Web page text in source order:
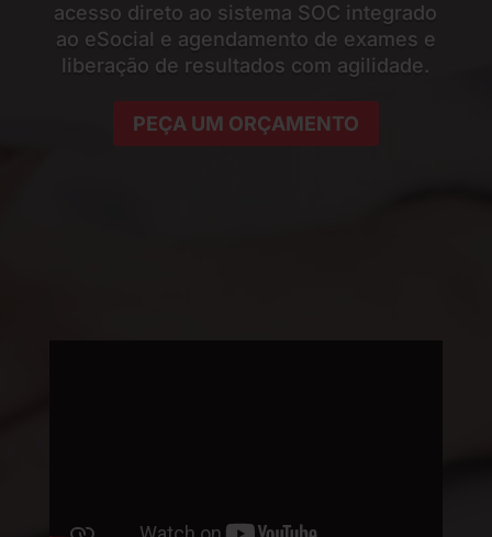
acesso direto ao sistema SOC integrado
ao eSocial e agendamento de exames e
liberação de resultados com agilidade.
PEÇA UM ORÇAMENTO